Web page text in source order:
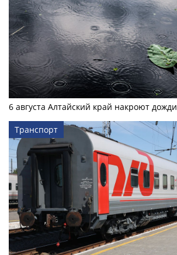
6 августа Алтайский край накроют дожди
Транспорт